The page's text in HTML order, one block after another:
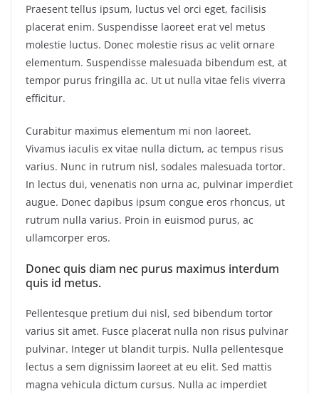
Praesent tellus ipsum, luctus vel orci eget, facilisis
placerat enim. Suspendisse laoreet erat vel metus
molestie luctus. Donec molestie risus ac velit ornare
elementum. Suspendisse malesuada bibendum est, at
tempor purus fringilla ac. Ut ut nulla vitae felis viverra
efficitur.
Curabitur maximus elementum mi non laoreet.
Vivamus iaculis ex vitae nulla dictum, ac tempus risus
varius. Nunc in rutrum nisl, sodales malesuada tortor.
In lectus dui, venenatis non urna ac, pulvinar imperdiet
augue. Donec dapibus ipsum congue eros rhoncus, ut
rutrum nulla varius. Proin in euismod purus, ac
ullamcorper eros.
Donec quis diam nec purus maximus interdum
quis id metus.
Pellentesque pretium dui nisl, sed bibendum tortor
varius sit amet. Fusce placerat nulla non risus pulvinar
pulvinar. Integer ut blandit turpis. Nulla pellentesque
lectus a sem dignissim laoreet at eu elit. Sed mattis
magna vehicula dictum cursus. Nulla ac imperdiet